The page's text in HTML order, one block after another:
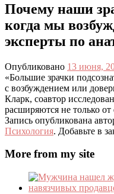
Почему наши
когда мы
эксперты по
Опубликовано 13 июня,
«Большие зрачки
с возбуждением или
Кларк, соавтор
расширяются не только от
Запись опубликована
Психология. Добавьте в
More from my site